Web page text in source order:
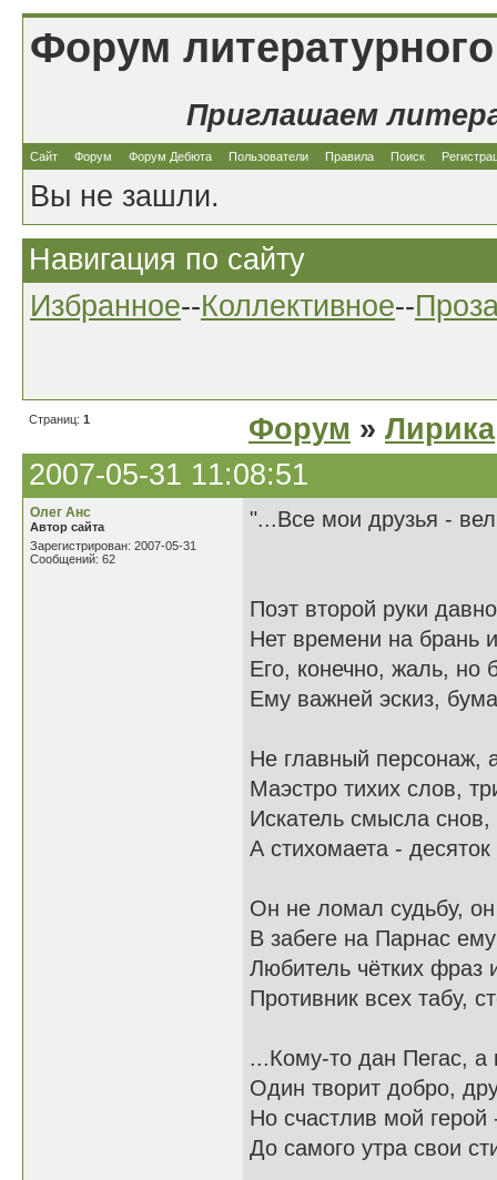
Форум
Приглашаем
Сайт Форум Форум Дебюта Пользователи Правила Поиск
Вы не зашли.
Навигация по сайту
Избранное--Коллективное--
Страниц: 1 Форум » Лирика
2007-05-31 11:08:51
Олег Анс
Автор сайта
Зарегистрирован: 2007-05-31
Сообщений: 62
"...Все мои друзья -
Поэт второй руки
Нет времени на брань
Его, конечно, жаль, но
Ему важней эскиз,
Не главный персонаж,
Маэстро тихих слов,
Искатель смысла
А стихомаета - десяток
Он не ломал судьбу, он
В забеге на Парнас
Любитель чётких фраз
Противник всех табу,
...Кому-то дан Пегас, а
Один творит добро,
Но счастлив мой
До самого утра свои